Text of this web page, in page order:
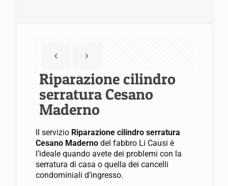
Riparazione cilindro
serratura Cesano
Maderno
Il servizio Riparazione cilindro serratura
Cesano Madernodel fabbro Li Causi è
l’ideale quando avete dei problemi con la
serratura di casa o quella dei cancelli
condominiali d’ingresso.